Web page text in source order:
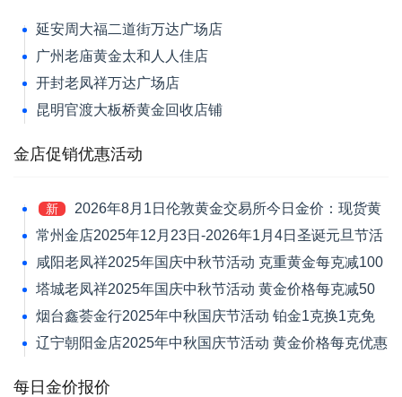
延安周大福二道街万达广场店
广州老庙黄金太和人人佳店
开封老凤祥万达广场店
昆明官渡大板桥黄金回收店铺
金店促销优惠活动
新
2026年8月1日伦敦黄金交易所今日金价：现货黄
金跌1.39%报4046.42美元/盎司
常州金店2025年12月23日-2026年1月4日圣诞元旦节活
动 黄金价格每克减120元
咸阳老凤祥2025年国庆中秋节活动 克重黄金每克减100
元
塔城老凤祥2025年国庆中秋节活动 黄金价格每克减50
元
烟台鑫荟金行2025年中秋国庆节活动 铂金1克换1克免
新品工艺费
辽宁朝阳金店2025年中秋国庆节活动 黄金价格每克优惠
每日金价报价